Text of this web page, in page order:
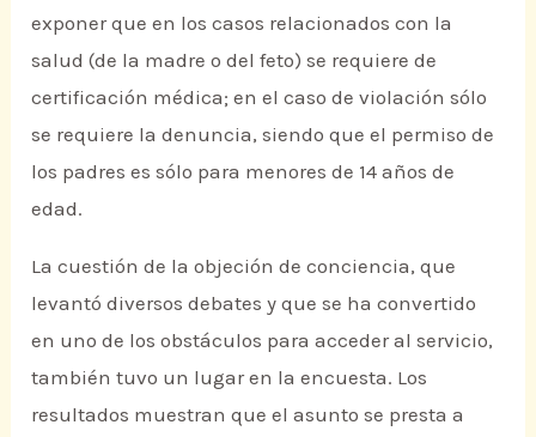
exponer que en los casos relacionados con la
salud (de la madre o del feto) se requiere de
certificación médica; en el caso de violación sólo
se requiere la denuncia, siendo que el permiso de
los padres es sólo para menores de 14 años de
edad.
La cuestión de la objeción de conciencia, que
levantó diversos debates y que se ha convertido
en uno de los obstáculos para acceder al servicio,
también tuvo un lugar en la encuesta. Los
resultados muestran que el asunto se presta a